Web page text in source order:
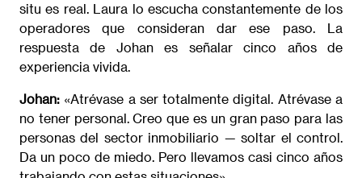
situ es real. Laura lo escucha constantemente de los
operadores que consideran dar ese paso. La
respuesta de Johan es señalar cinco años de
experiencia vivida.
Johan: «Atrévase a ser totalmente digital. Atrévase a
no tener personal. Creo que es un gran paso para las
personas del sector inmobiliario — soltar el control.
Da un poco de miedo. Pero llevamos casi cinco años